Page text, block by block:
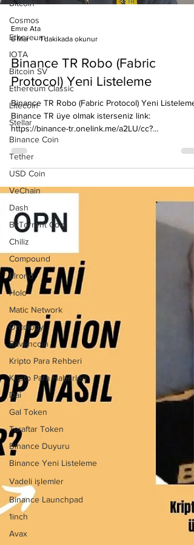
Bitcoin
Cosmos
Ethereum
IOTA
Bitcoin SV
Ethereum Classic
Litecoin
Stellar
Binance Coin
Tether
USD Coin
VeChain
Dash
BitTorrent Coin
Chiliz
Compound
Elrond
Holo
Matic Network
Ontology
Ravencoin
Kripto Para Rehberi
Kripto Para Haberleri
Dai
Gal Token
Taraftar Token
Binance Duyuru
Binance Yeni Listeleme
Vadeli işlemler
Binance Launchpad
1inch
Avax
Emre Ata
6 Mar
Binance TR Robo (Fabric
Protocol) Yeni Listeleme
Binance TR Robo (Fabric Protocol) Yeni Listeleme
Binance TR üye olmak isterseniz link:
https://binance-tr.onelink.me/a2LU/cc?
iteid=BNC01 Binance TR Robo'yu listeliyor, KYC
para aktarıp al sat yapabilirsiniz. Binance TR Resmi
Makale:
https://www.binance.tr/tr/blog/geli%C5%9Fmeler/
ance-tr-robo-fabric-protocolyu-try-i%C5%9Flem-
%C3%A7iftinde-listeleyecek-1467 #kriptopara
#binanc